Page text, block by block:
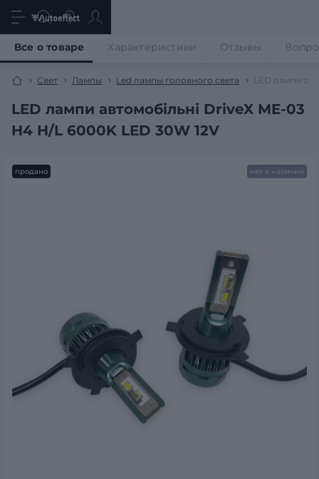
Свет Лампы Led лампы головного света LED лампи
LED лампи автомобільні DriveX ME-03
H4 H/L 6000K LED 30W 12V
Все о товаре Характеристики Отзывы
продано нет в наличии